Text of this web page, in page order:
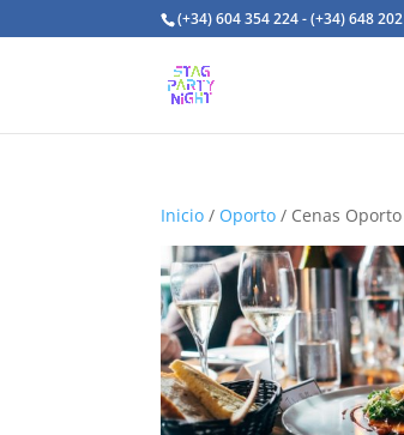
(+34) 604 354 224 - (+34) 648
Inicio / Oporto / Cenas Oporto